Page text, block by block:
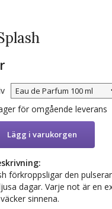
för omgående leverans
Lägg i varukorgen
förkroppsligar den
dagar. Varje not är en
sinnena.